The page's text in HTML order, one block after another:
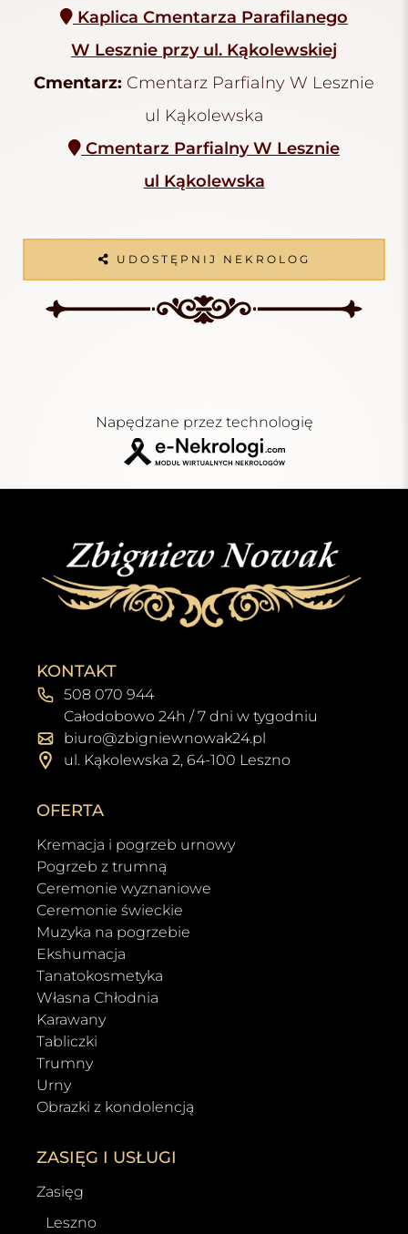
Kaplica Cmentarza Parafilanego
W Lesznie przy ul. Kąkolewskiej
Cmentarz: Cmentarz Parfialny W Lesznie
ul Kąkolewska
Cmentarz Parfialny W Lesznie
ul Kąkolewska
UDOSTĘPNIJ NEKROLOG
Napędzane przez technologię
KONTAKT
508 070 944
Całodobowo 24h / 7 dni w tygodniu
biuro@zbigniewnowak24.pl
ul. Kąkolewska 2, 64-100 Leszno
OFERTA
Kremacja i pogrzeb urnowy
Pogrzeb z trumną
Ceremonie wyznaniowe
Ceremonie świeckie
Muzyka na pogrzebie
Ekshumacja
Tanatokosmetyka
Własna Chłodnia
Karawany
Tabliczki
Trumny
Urny
Obrazki z kondolencją
ZASIĘG I USŁUGI
Zasięg
Leszno